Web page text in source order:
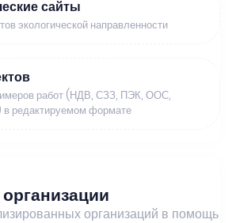
сайты
экологической направленности
работ (НДВ, СЗЗ, ПЭК, ООС,
в редактируемом формате
организаций в помощь